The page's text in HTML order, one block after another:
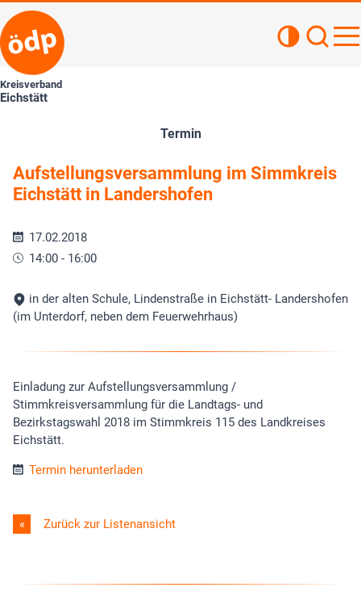
Kreisverband
Eichstätt
Termin
Aufstellungsversammlung im Simmkreis
Eichstätt in Landershofen
17.02.2018
14:00 - 16:00
in der alten Schule, Lindenstraße in Eichstätt- Landershofen
(im Unterdorf, neben dem Feuerwehrhaus)
Einladung zur Aufstellungsversammlung /
Stimmkreisversammlung für die Landtags- und
Bezirkstagswahl 2018 im Stimmkreis 115 des Landkreises
Eichstätt.
Termin herunterladen
Zurück zur Listenansicht